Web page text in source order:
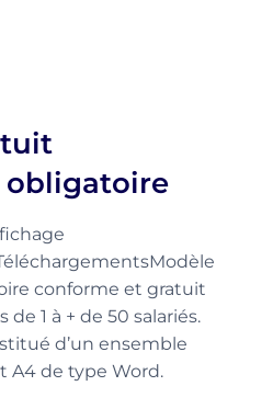
obligatoire
conforme et gratuit
1 à + de 50 salariés.
d’un ensemble
A4 de type Word.